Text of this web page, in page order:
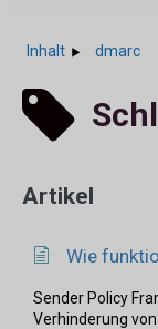
Inhalt dmarc
Artikel
Wie
Sender Policy
Verhinderung